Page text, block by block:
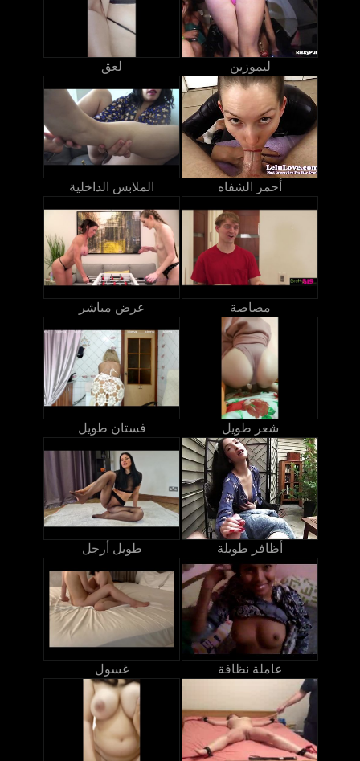
لعق ليموزين
الملابس الداخلية أحمر الشفاه
عرض مباشر مصاصة
فستان طويل شعر طويل
طويل أرجل أظافر طويلة
غسول عاملة نظافة